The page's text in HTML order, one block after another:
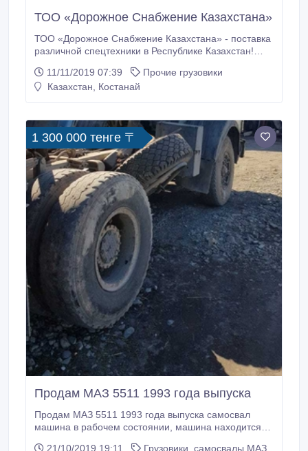
ТОО «Дорожное Снабжение Казахстана»
ТОО «Дорожное Снабжение Казахстана» - поставка
различной спецтехники в Республике Казахстан!
для воды, топливозаправщики, грунтовые и
дорожные катки и другое. Многолетний опыт
11/11/2019 07:39
Прочие грузовики
Казахстан, Костанай
1 300 000 тенге 〒
Продам МАЗ 5511 1993 года выпуска
Продам МАЗ 5511 1993 года выпуска самосвал
машина в рабочем состоянии, машина находится
21/10/2019 19:11
Грузовики, самосвалы МАЗ